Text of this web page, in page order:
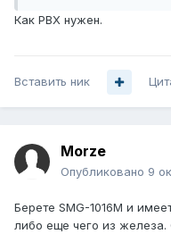
Как PBX нужен.
Вставить ник
Morze
Опубликовано 9
Берете SMG-1016M и
либо еще чего из